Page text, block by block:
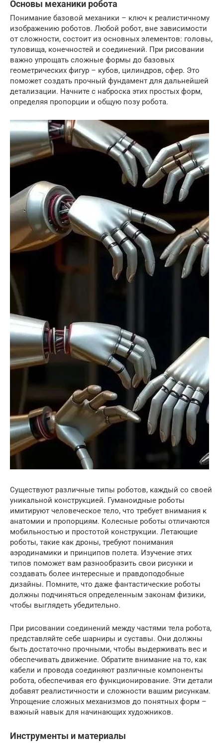
Основы механики робота
Понимание базовой механики – ключ к реалистичному
изображению роботов. Любой робот, вне зависимости
от сложности, состоит из основных элементов: головы,
туловища, конечностей и соединений. При рисовании
важно упрощать сложные формы до базовых
геометрических фигур – кубов, цилиндров, сфер. Это
поможет создать прочный фундамент для дальнейшей
детализации. Начните с наброска этих простых форм,
определяя пропорции и общую позу робота.
Существуют различные типы роботов, каждый со своей
уникальной конструкцией. Гуманоидные роботы
имитируют человеческое тело, что требует внимания к
анатомии и пропорциям. Колесные роботы отличаются
мобильностью и простотой конструкции. Летающие
роботы, такие как дроны, требуют понимания
аэродинамики и принципов полета. Изучение этих
типов поможет вам разнообразить свои рисунки и
создавать более интересные и правдоподобные
дизайны. Помните, что даже фантастические роботы
должны подчиняться определенным законам физики,
чтобы выглядеть убедительно.
При рисовании соединений между частями тела робота,
представляйте себе шарниры и суставы. Они должны
быть достаточно прочными, чтобы выдерживать вес и
обеспечивать движение. Обратите внимание на то, как
кабели и провода соединяют различные компоненты
робота, обеспечивая его функционирование. Эти детали
добавят реалистичности и сложности вашим рисункам.
Упрощение сложных механизмов до понятных форм –
важный навык для начинающих художников.
Инструменты и материалы